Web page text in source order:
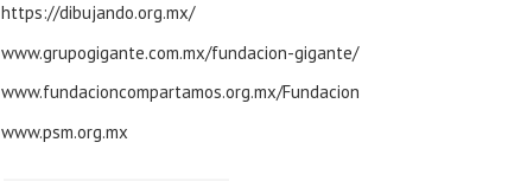
https://dibujando.org.mx/
www.grupogigante.com.mx/fundacion-gigante/
www.fundacioncompartamos.org.mx/Fundacion
www.psm.org.mx